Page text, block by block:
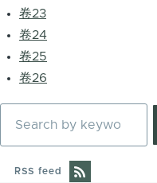
卷23
卷24
卷25
卷26
RSS feed